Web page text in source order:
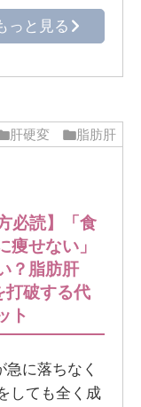
っと見る
肝硬変 脂肪肝
必読】「食
痩せない」
？脂肪肝
打破する代
ト
急に落ちなく
しても全く成